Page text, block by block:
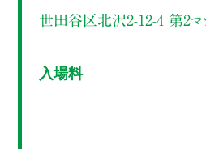
世田谷区北沢2-12-4 第2マ
入場料